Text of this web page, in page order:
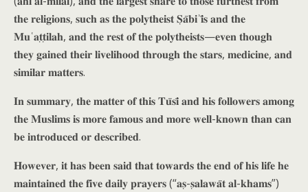
𝐭𝐡𝐞 𝐫𝐞𝐥𝐢𝐠𝐢𝐨𝐧𝐬, 𝐬𝐮𝐜𝐡 𝐚𝐬 𝐭𝐡𝐞 𝐩𝐨𝐥𝐲𝐭𝐡𝐞𝐢𝐬𝐭 𝐒̣𝐚̄𝐛𝐢ʾ𝐢̄𝐬 𝐚𝐧𝐝 𝐭𝐡𝐞
𝐌𝐮ʿ𝐚𝐭̣𝐭̣𝐢𝐥𝐚𝐡, 𝐚𝐧𝐝 𝐭𝐡𝐞 𝐫𝐞𝐬𝐭 𝐨𝐟 𝐭𝐡𝐞 𝐩𝐨𝐥𝐲𝐭𝐡𝐞𝐢𝐬𝐭𝐬—𝐞𝐯𝐞𝐧 𝐭𝐡𝐨𝐮𝐠𝐡
𝐭𝐡𝐞𝐲 𝐠𝐚𝐢𝐧𝐞𝐝 𝐭𝐡𝐞𝐢𝐫 𝐥𝐢𝐯𝐞𝐥𝐢𝐡𝐨𝐨𝐝 𝐭𝐡𝐫𝐨𝐮𝐠𝐡 𝐭𝐡𝐞 𝐬𝐭𝐚𝐫𝐬, 𝐦𝐞𝐝𝐢𝐜𝐢𝐧𝐞, 𝐚𝐧𝐝
𝐬𝐢𝐦𝐢𝐥𝐚𝐫 𝐦𝐚𝐭𝐭𝐞𝐫𝐬.
𝐈𝐧 𝐬𝐮𝐦𝐦𝐚𝐫𝐲, 𝐭𝐡𝐞 𝐦𝐚𝐭𝐭𝐞𝐫 𝐨𝐟 𝐭𝐡𝐢𝐬 𝐓𝐮̄𝐬𝐢̄ 𝐚𝐧𝐝 𝐡𝐢𝐬 𝐟𝐨𝐥𝐥𝐨𝐰𝐞𝐫𝐬 𝐚𝐦𝐨𝐧𝐠
𝐭𝐡𝐞 𝐌𝐮𝐬𝐥𝐢𝐦𝐬 𝐢𝐬 𝐦𝐨𝐫𝐞 𝐟𝐚𝐦𝐨𝐮𝐬 𝐚𝐧𝐝 𝐦𝐨𝐫𝐞 𝐰𝐞𝐥𝐥-𝐤𝐧𝐨𝐰𝐧 𝐭𝐡𝐚𝐧 𝐜𝐚𝐧
𝐛𝐞 𝐢𝐧𝐭𝐫𝐨𝐝𝐮𝐜𝐞𝐝 𝐨𝐫 𝐝𝐞𝐬𝐜𝐫𝐢𝐛𝐞𝐝.
𝐇𝐨𝐰𝐞𝐯𝐞𝐫, 𝐢𝐭 𝐡𝐚𝐬 𝐛𝐞𝐞𝐧 𝐬𝐚𝐢𝐝 𝐭𝐡𝐚𝐭 𝐭𝐨𝐰𝐚𝐫𝐝𝐬 𝐭𝐡𝐞 𝐞𝐧𝐝 𝐨𝐟 𝐡𝐢𝐬 𝐥𝐢𝐟𝐞 𝐡𝐞
𝐦𝐚𝐢𝐧𝐭𝐚𝐢𝐧𝐞𝐝 𝐭𝐡𝐞 𝐟𝐢𝐯𝐞 𝐝𝐚𝐢𝐥𝐲 𝐩𝐫𝐚𝐲𝐞𝐫𝐬 (“𝐚𝐬̣-𝐬̣𝐚𝐥𝐚𝐰𝐚̄𝐭 𝐚𝐥-𝐤𝐡𝐚𝐦𝐬”)